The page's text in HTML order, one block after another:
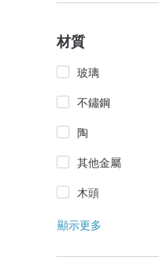
材質
玻璃
不鏽鋼
陶
其他金屬
木頭
顯示更多